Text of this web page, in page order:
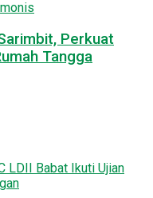
Perkuat
Tangga